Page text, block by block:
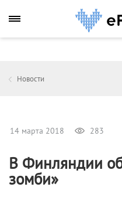
Новости
14 марта 2018 283
В Финляндии
зомби»